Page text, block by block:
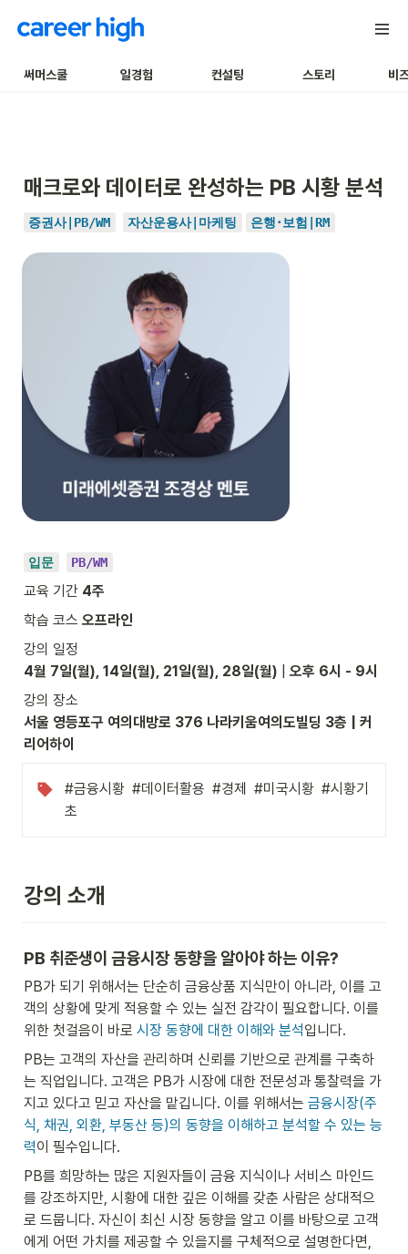
써머스쿨 일경험 컨설팅 스토리 비
매크로와 데이터로 완성하는 PB 시황 분석
증권사|PB/WM 자산운용사|마케팅 은행･보험|RM
입문 PB/WM
교육 기간 4주
학습 코스 오프라인
4월 7일(월), 14일(월), 21일(월), 28일(월)
오후 6시 - 9시
서울 영등포구 여의대방로 376 나라키움여의도빌딩 3층 | 커
리어하이
#금융시황  #데이터활용  #경제  #미국시황  #시황기
초
강의 소개
PB 취준생이 금융시장 동향을 알아야 하는 이유?
PB가 되기 위해서는 단순히 금융상품 지식만이 아니라, 이를 고
객의 상황에 맞게 적용할 수 있는 실전 감각이 필요합니다. 이를
위한 첫걸음이 바로 시장 동향에 대한 이해와 분석입니다.
PB는 고객의 자산을 관리하며 신뢰를 기반으로 관계를 구축하
는 직업입니다. 고객은 PB가 시장에 대한 전문성과 통찰력을 가
지고 있다고 믿고 자산을 맡깁니다. 이를 위해서는 금융시장(주
식, 채권, 외환, 부동산 등)의 동향을 이해하고 분석할 수 있는 능
력이 필수입니다.
PB를 희망하는 많은 지원자들이 금융 지식이나 서비스 마인드
를 강조하지만, 시황에 대한 깊은 이해를 갖춘 사람은 상대적으
로 드뭅니다. 자신이 최신 시장 동향을 알고 이를 바탕으로 고객
에게 어떤 가치를 제공할 수 있을지를 구체적으로 설명한다면,